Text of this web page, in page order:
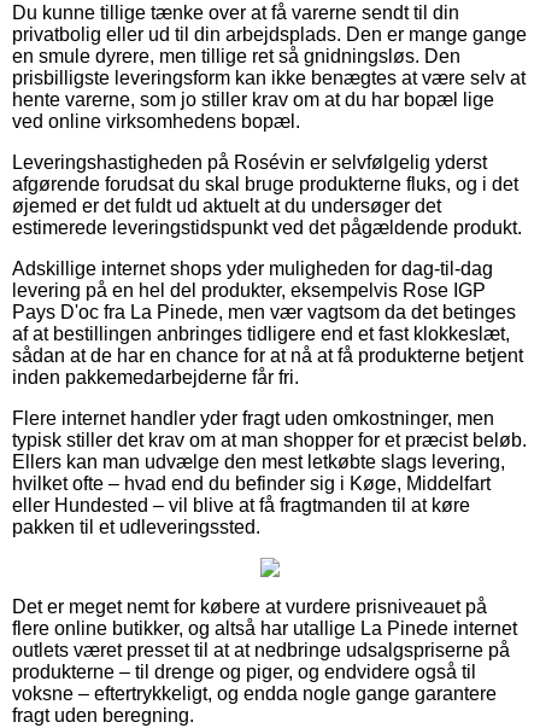
Du kunne tillige tænke over at få varerne sendt til din
privatbolig eller ud til din arbejdsplads. Den er mange gange
en smule dyrere, men tillige ret så gnidningsløs. Den
prisbilligste leveringsform kan ikke benægtes at være selv at
hente varerne, som jo stiller krav om at du har bopæl lige
ved online virksomhedens bopæl.
Leveringshastigheden på Rosévin er selvfølgelig yderst
afgørende forudsat du skal bruge produkterne fluks, og i det
øjemed er det fuldt ud aktuelt at du undersøger det
estimerede leveringstidspunkt ved det pågældende produkt.
Adskillige internet shops yder muligheden for dag-til-dag
levering på en hel del produkter, eksempelvis Rose IGP
Pays D'oc fra La Pinede, men vær vagtsom da det betinges
af at bestillingen anbringes tidligere end et fast klokkeslæt,
sådan at de har en chance for at nå at få produkterne betjent
inden pakkemedarbejderne får fri.
Flere internet handler yder fragt uden omkostninger, men
typisk stiller det krav om at man shopper for et præcist beløb.
Ellers kan man udvælge den mest letkøbte slags levering,
hvilket ofte – hvad end du befinder sig i Køge, Middelfart
eller Hundested – vil blive at få fragtmanden til at køre
pakken til et udleveringssted.
Det er meget nemt for købere at vurdere prisniveauet på
flere online butikker, og altså har utallige La Pinede internet
outlets været presset til at at nedbringe udsalgspriserne på
produkterne – til drenge og piger, og endvidere også til
voksne – eftertrykkeligt, og endda nogle gange garantere
fragt uden beregning.